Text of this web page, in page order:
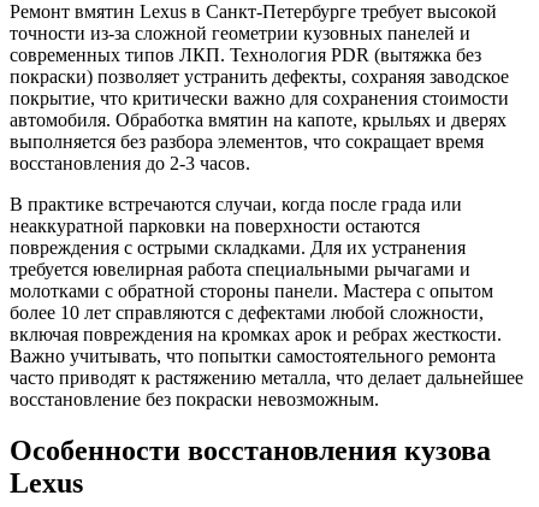
Ремонт вмятин Lexus в Санкт-Петербурге требует высокой
точности из-за сложной геометрии кузовных панелей и
современных типов ЛКП. Технология PDR (вытяжка без
покраски) позволяет устранить дефекты, сохраняя заводское
покрытие, что критически важно для сохранения стоимости
автомобиля. Обработка вмятин на капоте, крыльях и дверях
выполняется без разбора элементов, что сокращает время
восстановления до 2-3 часов.
В практике встречаются случаи, когда после града или
неаккуратной парковки на поверхности остаются
повреждения с острыми складками. Для их устранения
требуется ювелирная работа специальными рычагами и
молотками с обратной стороны панели. Мастера с опытом
более 10 лет справляются с дефектами любой сложности,
включая повреждения на кромках арок и ребрах жесткости.
Важно учитывать, что попытки самостоятельного ремонта
часто приводят к растяжению металла, что делает дальнейшее
восстановление без покраски невозможным.
Особенности восстановления кузова
Lexus